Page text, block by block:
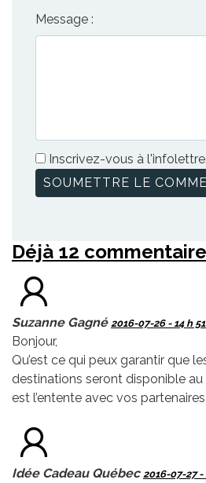
Message :
Inscrivez-vous à l'infolettre.
Déjà 12
Suzanne Gagné 2016-07-26 - 14 h
Bonjour,
Qu’est ce qui peux garantir que
destinations seront disponible
est l’entente avec vos
Idée Cadeau Québec 2016-07-27 -